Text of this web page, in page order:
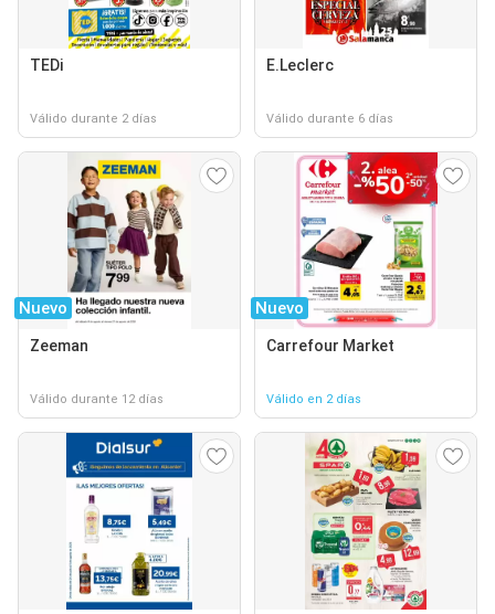
TEDi
Válido durante 2 días
E.Leclerc
Válido durante 6 días
Nuevo
Zeeman
Válido durante 12 días
Nuevo
Carrefour Market
Válido en 2 días